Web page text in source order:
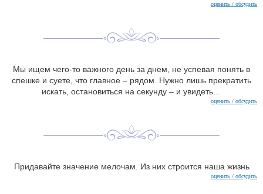
оценить / обсудить
Мы ищем чего-то важного день за днем, не успевая понять в
спешке и суете, что главное – рядом. Нужно лишь прекратить
искать, остановиться на секунду – и увидеть…
оценить / обсудить
Придавайте значение мелочам. Из них строится наша жизнь
оценить / обсудить